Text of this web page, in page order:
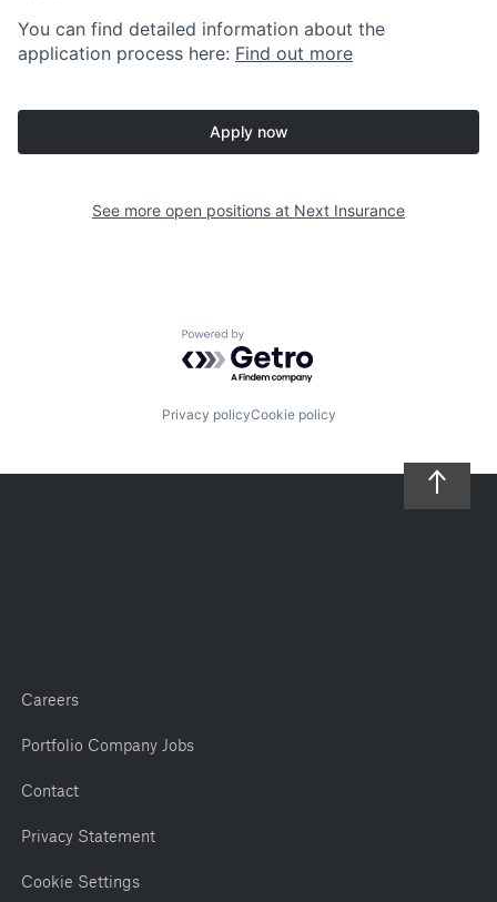
You can find detailed information about the
application process here: Find out more
Apply now
See more open positions at Next Insurance
Powered by Getro.com
Privacy policyCookie policy
Careers
Portfolio Company Jobs
Contact
Privacy Statement
Cookie Settings